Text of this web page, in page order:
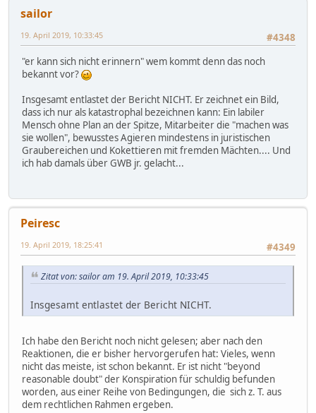
sailor
#4348
19. April 2019, 10:33:45
"er kann sich nicht erinnern" wem kommt denn das noch
bekannt vor?
Insgesamt entlastet der Bericht NICHT. Er zeichnet ein Bild,
dass ich nur als katastrophal bezeichnen kann: Ein labiler
Mensch ohne Plan an der Spitze, Mitarbeiter die "machen was
sie wollen", bewusstes Agieren mindestens in juristischen
Graubereichen und Kokettieren mit fremden Mächten.... Und
ich hab damals über GWB jr. gelacht...
Peiresc
#4349
19. April 2019, 18:25:41
Zitat von: sailor am 19. April 2019, 10:33:45
Insgesamt entlastet der Bericht NICHT.
Ich habe den Bericht noch nicht gelesen; aber nach den
Reaktionen, die er bisher hervorgerufen hat: Vieles, wenn
nicht das meiste, ist schon bekannt. Er ist nicht "beyond
reasonable doubt" der Konspiration für schuldig befunden
worden, aus einer Reihe von Bedingungen, die sich z. T. aus
dem rechtlichen Rahmen ergeben.